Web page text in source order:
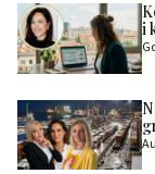
i